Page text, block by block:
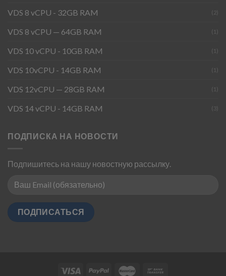
VDS 8 vCPU - 32GB RAM (2)
VDS 8 vCPU — 64GB RAM (1)
VDS 10 vCPU - 10GB RAM (1)
VDS 10vCPU - 14GB RAM (1)
VDS 12vCPU — 28GB RAM (1)
VDS 14 vCPU - 14GB RAM (3)
ПОДПИСКА НА НОВОСТИ
Подпишитесь на нашу новостную рассылку.